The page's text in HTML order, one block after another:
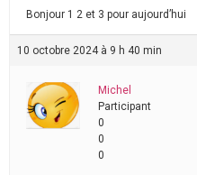
Bonjour 1 2 et 3 pour aujourd’hui
10 octobre 2024 à 9 h 40 min
Michel
Participant
0
0
0